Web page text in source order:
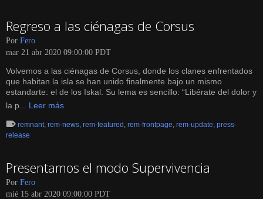
Regreso a las ciénagas de Corsus
Por Fero
mar 21 abr 2020 09:00:00 PDT
Volvemos a las ciénagas de Corsus, donde los clanes enfrentados
que habitan la isla se han unido finalmente bajo un mismo
estandarte: el de los Iskal. Su lema es sencillo: “Libérate del dolor y
la p... Leer más
remnant, rem-news, rem-featured , rem-frontpage, rem-update, press-
release
Presentamos el modo Supervivencia
Por Fero
mié 15 abr 2020 09:00:00 PDT